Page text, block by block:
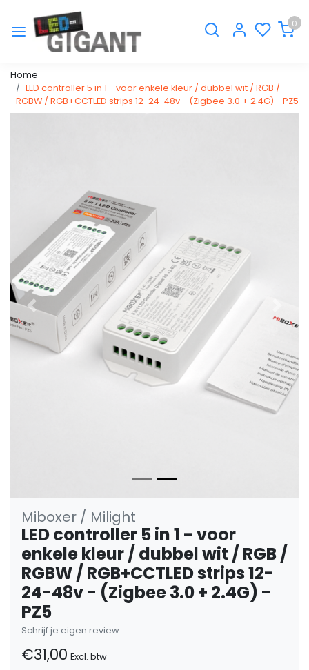
0
Home
LED controller 5 in 1 - voor enkele kleur / dubbel wit / RGB /
RGBW / RGB+CCTLED strips 12-24-48v - (Zigbee 3.0 + 2.4G) - PZ5
Vorige
Miboxer / Milight
LED controller 5 in 1 - voor
enkele kleur / dubbel wit / RGB /
RGBW / RGB+CCTLED strips 12-
24-48v - (Zigbee 3.0 + 2.4G) -
PZ5
Schrijf je eigen review
€31,00 Excl. btw